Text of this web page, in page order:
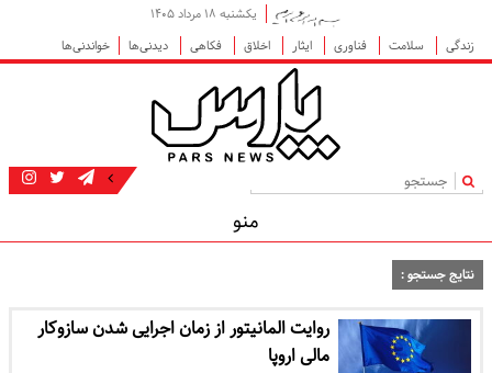
یکشنبه ۱۸ مرداد ۱۴۰۵
زندگی
سلامت فناوری ایثار اخلاق فکاهی دیدنی‌ها خواندنی‌ها
|
منو
نتایج جستجو :
روایت المانیتور از زمان اجرایی شدن سازوکار
مالی اروپا